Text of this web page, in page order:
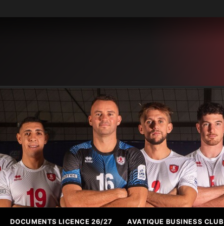
DOCUMENTS LICENCE 26/27 AVATIQUE BUSINESS CLUB